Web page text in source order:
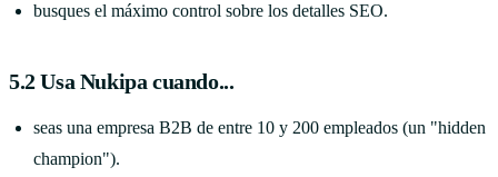
busques el máximo control sobre los detalles SEO.
5.2 Usa Nukipa cuando...
seas una empresa B2B de entre 10 y 200 empleados (un "hidden
champion").